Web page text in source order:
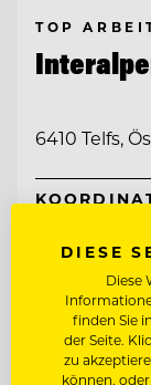
TOP
6410 Telfs,
Entdecke alle
DIESE
Diese
finden Sie
der Seite.
zu
können,